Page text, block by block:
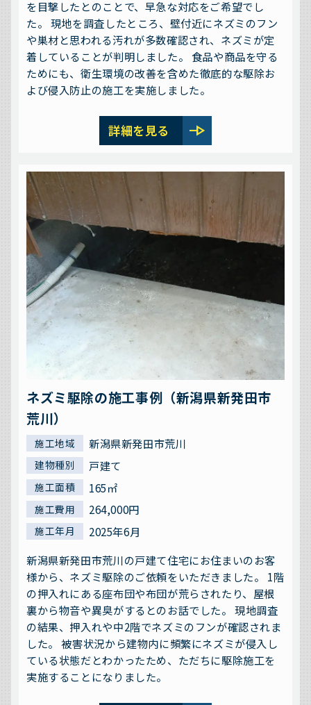
を目撃したとのことで、早急な対応をご希望でし
た。 現地を調査したところ、壁付近にネズミのフン
や巣材と思われる汚れが多数確認され、ネズミが定
着していることが判明しました。 食品や商品を守る
ためにも、衛生環境の改善を含めた徹底的な駆除お
よび侵入防止の施工を実施しました。
詳細を見る line_end_arrow
ネズミ駆除の施工事例（新潟県新発田市
荒川）
施工地域 新潟県新発田市荒川
建物種別 戸建て
施工面積 165㎡
施工費用 264,000円
施工年月
2025年6月
新潟県新発田市荒川の戸建て住宅にお住まいのお客
様から、ネズミ駆除のご依頼をいただきました。 1階
の押入れにある座布団や布団が荒らされたり、屋根
裏から物音や異臭がするとのお話でした。 現地調査
の結果、押入れや中2階でネズミのフンが確認されま
した。 被害状況から建物内に頻繁にネズミが侵入し
ている状態だとわかったため、ただちに駆除施工を
実施することになりました。